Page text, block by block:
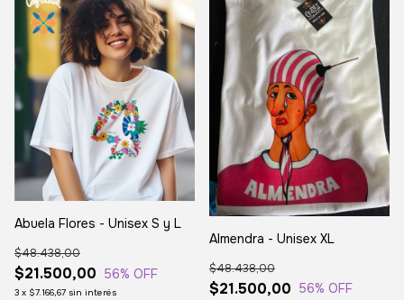
Abuela Flores - Unisex S y L
$21.500,00
$48.438,00
56% OFF
3 x $7.166,67 sin interés
Almendra - Unisex XL
$21.500,00
$48.438,00
56% OFF